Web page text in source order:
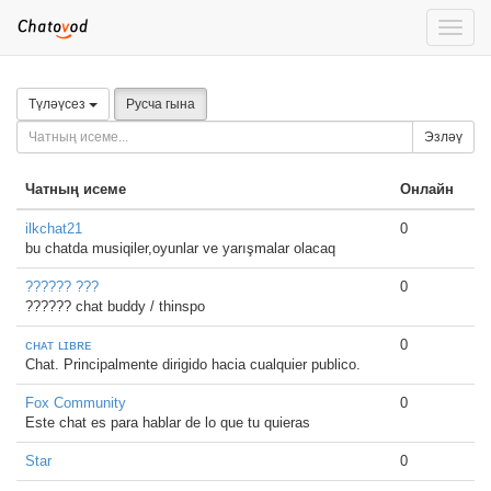
Toggle
Түләүсез Русча гына
Эзләү
Чатның исеме Онлайн
ilkchat21
bu chatda musiqiler,oyunlar ve yarışmalar olacaq
0
?????? ???
?????? chat buddy / thinspo
0
ᴄʜᴀᴛ ʟɪʙʀᴇ
Chat. Principalmente dirigido hacia cualquier publico.
0
Fox Community
Este chat es para hablar de lo que tu quieras
0
Star 0